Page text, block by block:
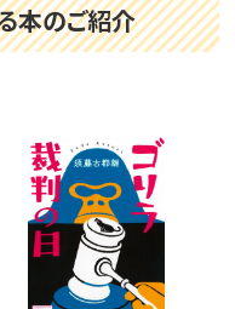
本のご紹介